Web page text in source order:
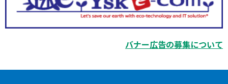
バナー広告の募集について